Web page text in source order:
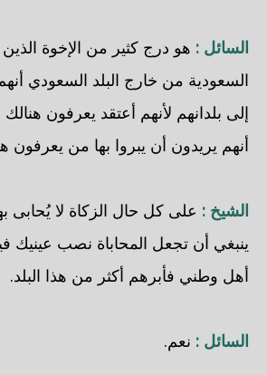
السائل : هو درج كثير من الإخوة
السعودية من خارج البلد السعودي
إلى بلدانهم لأنهم أعتقد يعرفون
أنهم يريدون أن يبروا بها من يعرفون
الشيخ : على كل حال الزكاة لا يُحابى
ينبغي أن تجعل المحاباة نصب عينيك
أهل وطني فأبرهم أكثر من هذا البلد.
السائل : نعم.